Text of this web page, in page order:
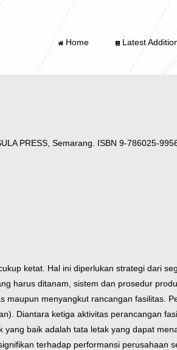
Home Latest
PRESS, Semarang. ISBN 9-786025-
ketat. Hal ini diperlukan strategi dari
harus ditanam, sistem dan prosedur
maupun menyangkut rancangan fasilitas.
Diantara ketiga aktivitas perancangan
yang baik adalah tata letak yang dapat
terhadap performansi perusahaan